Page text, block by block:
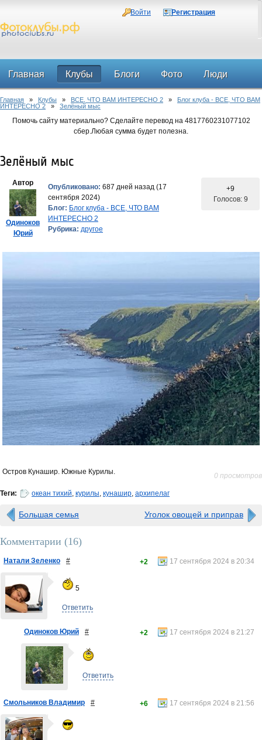
Войти Регистрация
Главная Клубы Блоги Фото Люди
Форум
Главная » Клубы » ВСЕ, ЧТО ВАМ ИНТЕРЕСНО 2 » Блог клуба - ВСЕ, ЧТО ВАМ
ИНТЕРЕСНО 2 » Зелёный мыс
Помочь сайту материально? Сделайте перевод на 4817760231077102
сбер.Любая сумма будет полезна.
Зелёный мыс
Автор
Одиноков
Юрий
Опубликовано: 687 дней назад (17
сентября 2024)
Блог: Блог клуба - ВСЕ, ЧТО ВАМ
ИНТЕРЕСНО 2
Рубрика: другое
+9
Голосов: 9
Остров Кунашир. Южные Курилы. 0 просмотров
Теги: океан тихий, курилы, кунашир, архипелаг
Большая семья Уголок овощей и приправ
Комментарии (16)
Натали Зеленко # 17 сентября 2024 в 20:34
+2
5
Ответить
Одиноков Юрий # 17 сентября 2024 в 21:27
+2
Ответить
Смольников Владимир # 17 сентября 2024 в 21:56
+6